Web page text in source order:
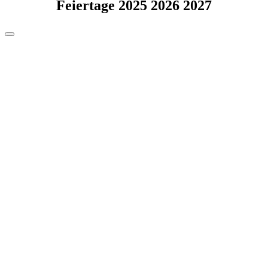
Feiertage 2025 2026 2027